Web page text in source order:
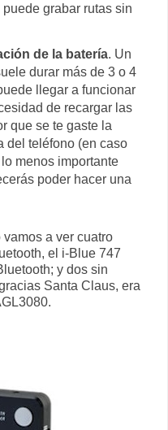
grabar rutas sin
de la batería. Un
durar más de 3 o 4
llegar a funcionar
de recargar las
que se te gaste la
del teléfono (en caso
menos importante
poder hacer una
a ver cuatro
el i-Blue 747
y dos sin
Santa Claus, era